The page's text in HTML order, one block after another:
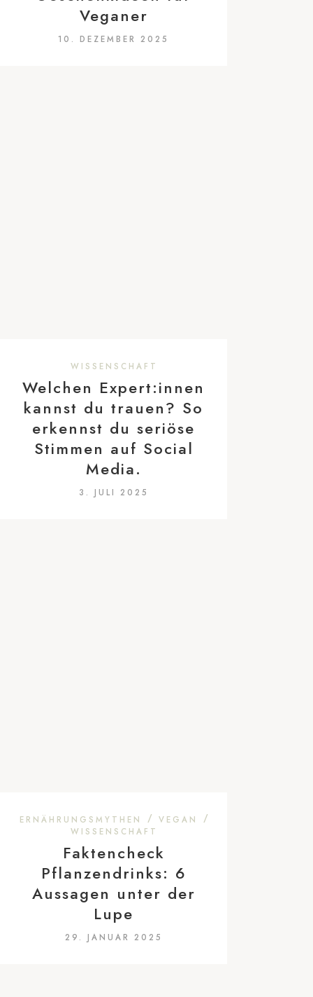
Veganer
10. DEZEMBER 2025
WISSENSCHAFT
Welchen Expert:innen
kannst du trauen? So
erkennst du seriöse
Stimmen auf Social
Media.
3. JULI 2025
ERNÄHRUNGSMYTHEN / VEGAN /
WISSENSCHAFT
Faktencheck
Pflanzendrinks: 6
Aussagen unter der
Lupe
29. JANUAR 2025